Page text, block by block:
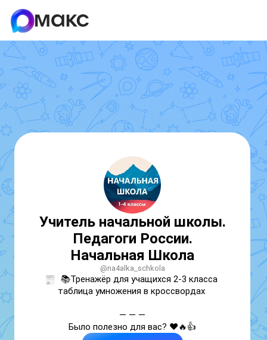
Учитель начальной школы.
Педагоги России.
Начальная Школа
@na4alka_schkola
📚Тренажёр для учащихся 2-3 класса
таблица умножения в кроссвордах
— — —
Было полезно для вас? ❤🔥👍